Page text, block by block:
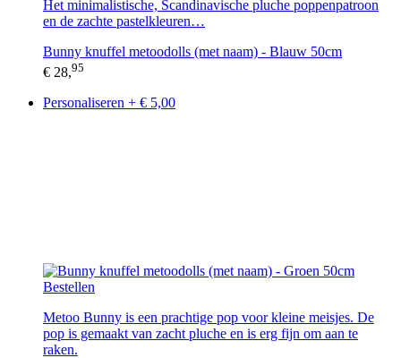
Het minimalistische, Scandinavische pluche poppenpatroon
en de zachte pastelkleuren…
Bunny knuffel metoodolls (met naam) - Blauw 50cm
€ 28,95
Personaliseren + € 5,00
Bestellen
Metoo Bunny is een prachtige pop voor kleine meisjes. De
pop is gemaakt van zacht pluche en is erg fijn om aan te
raken.